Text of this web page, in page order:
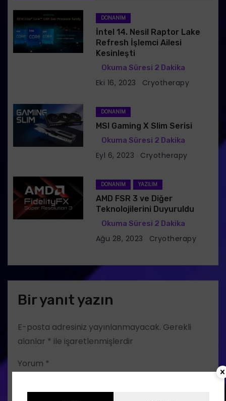
e
s
i
DONANIM
İntel 14. Nesil Raptor Lake
Refresh İşlemci Ailesi
Kesinleşti
Eki 16, 2023 Cryotherapy
DONANIM
MSI Gaming X Slim Serisi
Eyl 6, 2023 Cryotherapy
DONANIM YAZILIM
AMD FSR 3 ve Diğer
Teknolojilerini Duyuruldu
Ağu 28, 2023 Cryotherapy
Bir yanıt yazın
E-posta adresiniz yayınlanmayacak. Gerekli
alanlar * ile işaretlenmişlerdir
Yorum *
Login Sign Up